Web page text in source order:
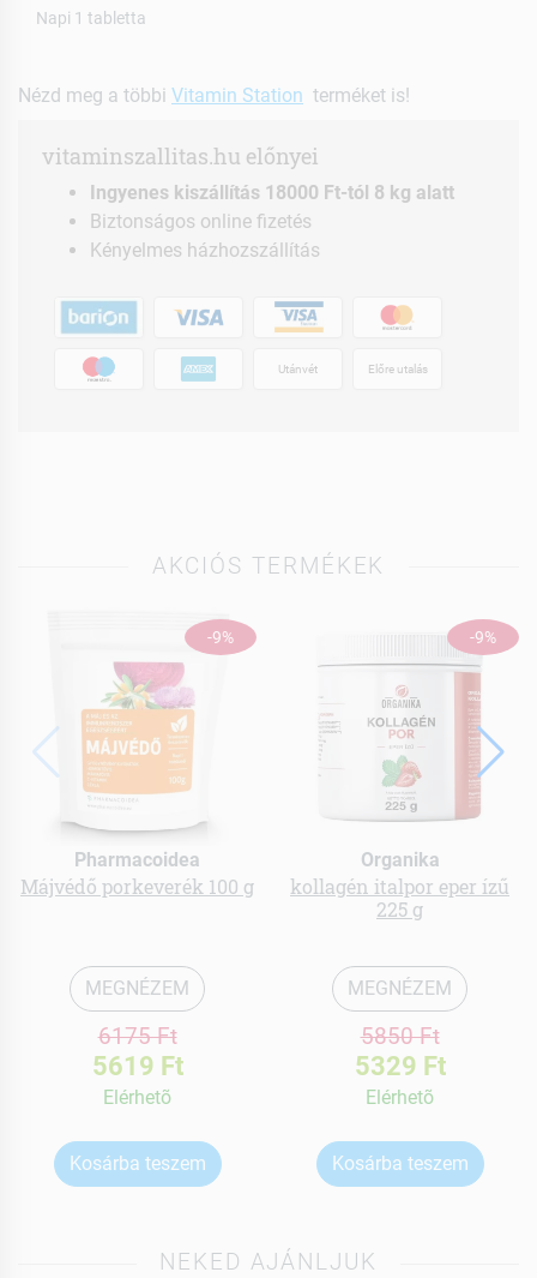
Napi 1 tabletta
Nézd meg a többi Vitamin Station terméket is!
vitaminszallitas.hu előnyei
Ingyenes kiszállítás 18000 Ft-tól 8 kg alatt
Biztonságos online fizetés
Kényelmes házhozszállítás
Utánvét Előre utalás
AKCIÓS TERMÉKEK
-9%
Pharmacoidea
Májvédő porkeverék 100 g
MEGNÉZEM
6175 Ft
5619 Ft
Elérhetõ
Kosárba teszem
-9%
Organika
kollagén italpor eper ízű
225 g
MEGNÉZEM
5850 Ft
5329 Ft
Elérhetõ
Kosárba teszem
NEKED AJÁNLJUK